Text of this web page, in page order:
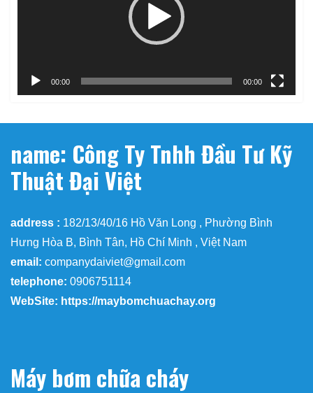
00:00 00:00
name: Công Ty Tnhh Đầu Tư Kỹ
Thuật Đại Việt
address : 182/13/40/16 Hồ Văn Long , Phường Bình
Hưng Hòa B, Bình Tân, Hồ Chí Minh , Việt Nam
email: companydaiviet@gmail.com
telephone: 0906751114
WebSite: https://maybomchuachay.org
Máy bơm chữa cháy